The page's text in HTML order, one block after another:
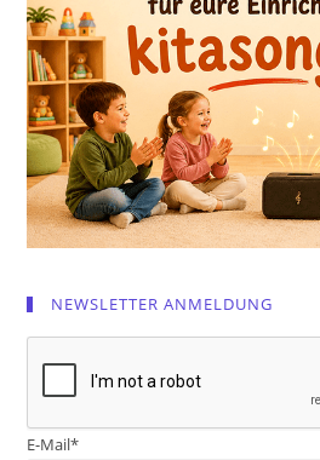
NEWSLETTER ANMELDUNG
E-Mail*